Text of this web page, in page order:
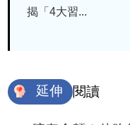
揭「4大習...
延伸 閱讀